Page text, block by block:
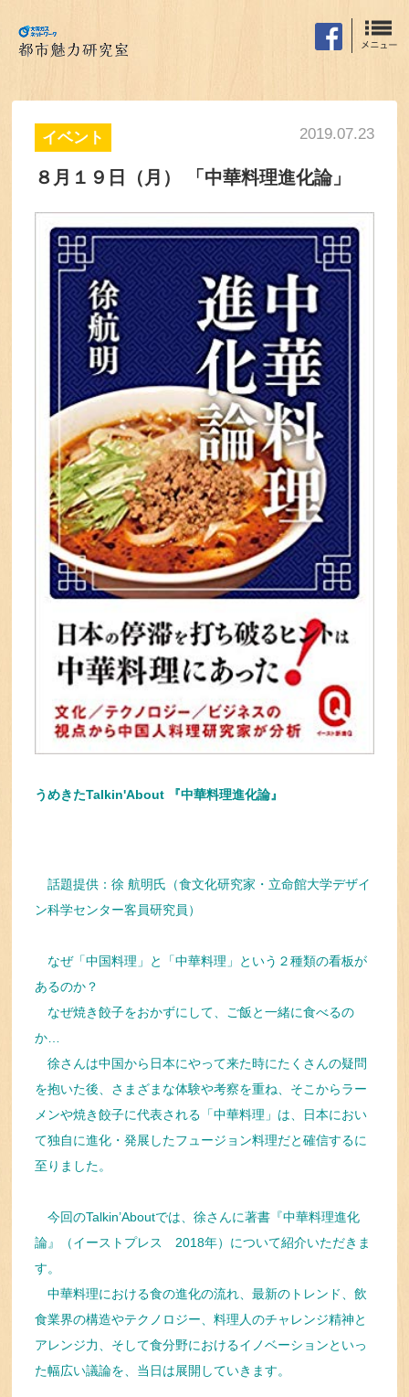
イベント 2019.07.23
８月１９日（月） 「中華料理進化論」
うめきたTalkin'About 『中華料理進化論』
話題提供：徐 航明氏（食文化研究家・立命館大学デザイ
ン科学センター客員研究員）
なぜ「中国料理」と「中華料理」という２種類の看板が
あるのか？
なぜ焼き餃子をおかずにして、ご飯と一緒に食べるの
か…
徐さんは中国から日本にやって来た時にたくさんの疑問
を抱いた後、さまざまな体験や考察を重ね、そこからラー
メンや焼き餃子に代表される「中華料理」は、日本におい
て独自に進化・発展したフュージョン料理だと確信するに
至りました。
今回のTalkin’Aboutでは、徐さんに著書『中華料理進化
論』（イーストプレス 2018年）について紹介いただきま
す。
中華料理における食の進化の流れ、最新のトレンド、飲
食業界の構造やテクノロジー、料理人のチャレンジ精神と
アレンジ力、そして食分野におけるイノベーションといっ
た幅広い議論を、当日は展開していきます。